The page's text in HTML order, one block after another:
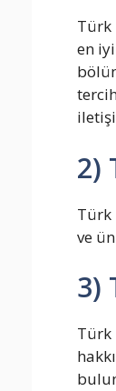
Türk
en
2)
Türk
ve
3)
Türk